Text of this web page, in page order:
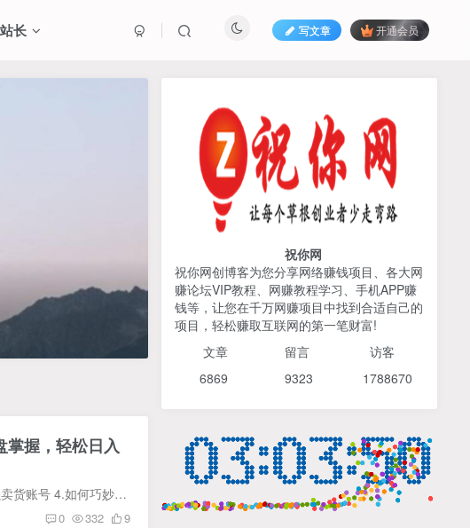
长 写文章 开通会员
掌握，轻松日入
课程大纲 1.如何在小红书中快速赚到第一桶金？ 2.10分钟快速开小红书店 3.2步打造超强卖货账号 4.如何巧妙拍单，避免拼多多短信(找我拿插件) 5.如何快速制作爆款视频？ 6.如何多次选择爆品(重中...
0 332 9
425人已阅读
2026姜胡说流量&商业设计，把流量转化
为留量，设计自己的商业模...
TOP1
AI编程出海实战课：10分钟
速建AI网站+支付登陆对接，
掌握出海全流程
6个月前 425人已阅读
TOP2
货，以混剪为主，不需要真
小红书笔记带货课，流量电
商新机会，抓住小红书的流
量红利(更新26年2月)
5个月前 419人已阅读
TOP4
公众号流量主之星座盘点赛
TOP5
祝你网
祝你网创博客为您分享网络赚钱项目、各大网
赚论坛VIP教程、网赚教程学习、手机APP赚
钱等，让您在千万网赚项目中找到合适自己的
项目，轻松赚取互联网的第一笔财富!
文章 留言 访客
6869 9323 1788670